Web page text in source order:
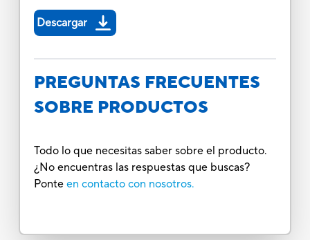
Descargar
PREGUNTAS FRECUENTES
SOBRE PRODUCTOS
Todo lo que necesitas saber sobre el producto.
¿No encuentras las respuestas que buscas?
Ponte en contacto con nosotros.